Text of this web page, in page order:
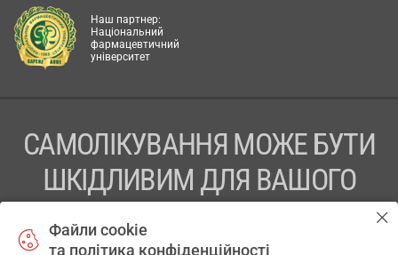
Наш партнер:
Національний
фармацевтичний
університет
САМОЛІКУВАННЯ МОЖЕ БУТИ
ШКІДЛИВИМ ДЛЯ ВАШОГО
Файли cookie
та політика конфіденційності